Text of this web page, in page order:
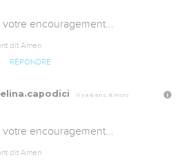
votre encouragement...
dit Amen
RÉPONDRE
Il y a 6 ans, 8 mois
votre encouragement...
dit Amen